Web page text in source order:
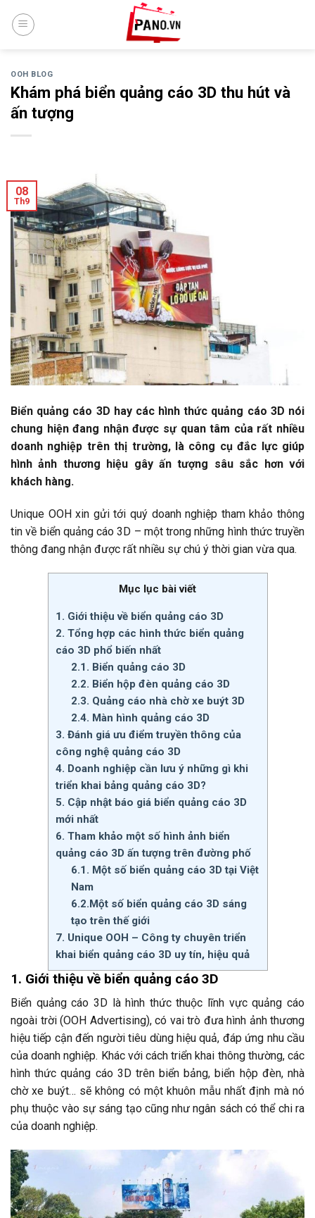
OOH BLOG
Khám phá biển quảng cáo 3D thu hút và
ấn tượng
08
Th9
Biển quảng cáo 3D hay các hình thức quảng cáo 3D nói
chung hiện đang nhận được sự quan tâm của rất nhiều
doanh nghiệp trên thị trường, là công cụ đắc lực giúp
hình ảnh thương hiệu gây ấn tượng sâu sắc hơn với
khách hàng.
Unique OOH xin gửi tới quý doanh nghiệp tham khảo thông
tin về biển quảng cáo 3D – một trong những hình thức truyền
thông đang nhận được rất nhiều sự chú ý thời gian vừa qua.
Mục lục bài viết
1. Giới thiệu về biển quảng cáo 3D
2. Tổng hợp các hình thức biển quảng
cáo 3D phổ biến nhất
2.1. Biển quảng cáo 3D
2.2. Biển hộp đèn quảng cáo 3D
2.3. Quảng cáo nhà chờ xe buýt 3D
2.4. Màn hình quảng cáo 3D
3. Đánh giá ưu điểm truyền thông của
công nghệ quảng cáo 3D
4. Doanh nghiệp cần lưu ý những gì khi
triển khai bảng quảng cáo 3D?
5. Cập nhật báo giá biển quảng cáo 3D
mới nhất
6. Tham khảo một số hình ảnh biển
quảng cáo 3D ấn tượng trên đường phố
6.1. Một số biển quảng cáo 3D tại Việt
Nam
6.2.Một số biển quảng cáo 3D sáng
tạo trên thế giới
7. Unique OOH – Công ty chuyên triển
khai biển quảng cáo 3D uy tín, hiệu quả
1. Giới thiệu về biển quảng cáo 3D
Biển quảng cáo 3D là hình thức thuộc lĩnh vực quảng cáo
ngoài trời (OOH Advertising), có vai trò đưa hình ảnh thương
hiệu tiếp cận đến người tiêu dùng hiệu quả, đáp ứng nhu cầu
của doanh nghiệp. Khác với cách triển khai thông thường, các
hình thức quảng cáo 3D trên biển bảng, biển hộp đèn, nhà
chờ xe buýt… sẽ không có một khuôn mẫu nhất định mà nó
phụ thuộc vào sự sáng tạo cũng như ngân sách có thể chi ra
của doanh nghiệp.